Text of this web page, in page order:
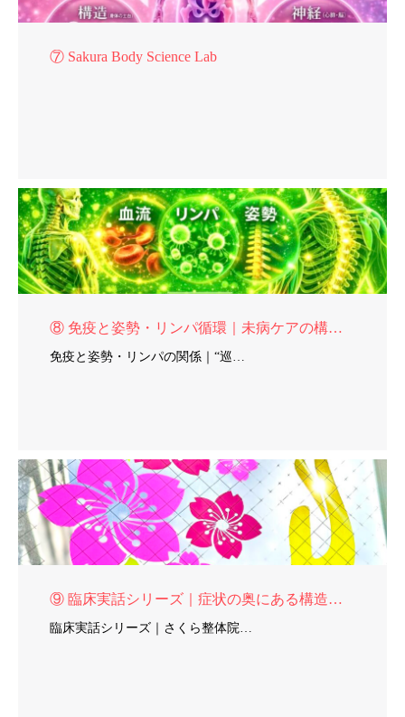
⑦ Sakura Body Science Lab
⑧ 免疫と姿勢・リンパ循環｜未病ケアの構造アプローチ
免疫と姿勢・リンパの関係｜“巡…
⑨ 臨床実話シリーズ｜症状の奥にある構造的原因
臨床実話シリーズ｜さくら整体院…